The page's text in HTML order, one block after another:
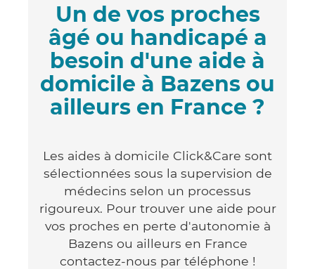
Un de vos proches
âgé ou handicapé a
besoin d'une aide à
domicile à Bazens ou
ailleurs en France ?
Les aides à domicile Click&Care sont
sélectionnées sous la supervision de
médecins selon un processus
rigoureux. Pour trouver une aide pour
vos proches en perte d'autonomie à
Bazens ou ailleurs en France
contactez-nous par téléphone !